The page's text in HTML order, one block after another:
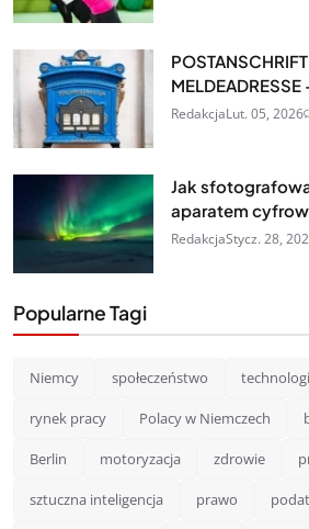
RedakcjaLut. 05, 2026
Jak
aparatem
RedakcjaStycz. 28,
Popularne Tagi
Niemcy społeczeństwo
rynek pracy Polacy w Niemczech
Berlin motoryzacja zdrowie
sztuczna inteligencja prawo